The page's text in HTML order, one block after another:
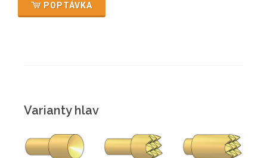
POPTÁVKA
Varianty hlav